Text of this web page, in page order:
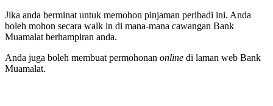
Jika anda berminat untuk memohon pinjaman peribadi ini. Anda
boleh mohon secara walk in di mana-mana cawangan Bank
Muamalat berhampiran anda.
Anda juga boleh membuat permohonan online di laman web Bank
Muamalat.